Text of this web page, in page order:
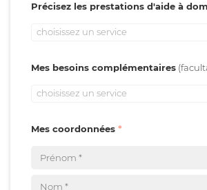
Précisez les prestations d'aide à
choisissez un service
Mes besoins complémentaires
choisissez un service
Mes coordonnées